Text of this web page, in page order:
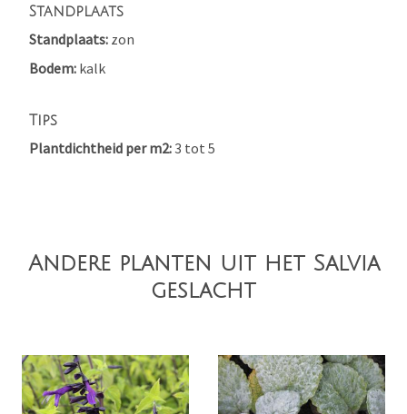
Standplaats
Standplaats zon
Bodem kalk
Tips
Plantdichtheid per m2 3 tot 5
Andere planten uit het Salvia
geslacht